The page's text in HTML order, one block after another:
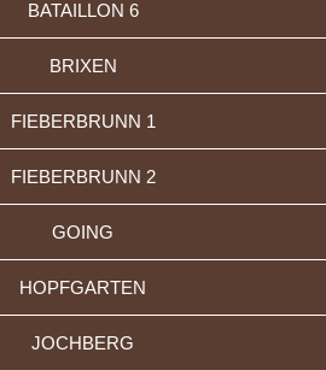
BATAILLON 6
BRIXEN
FIEBERBRUNN 1
FIEBERBRUNN 2
GOING
HOPFGARTEN
JOCHBERG